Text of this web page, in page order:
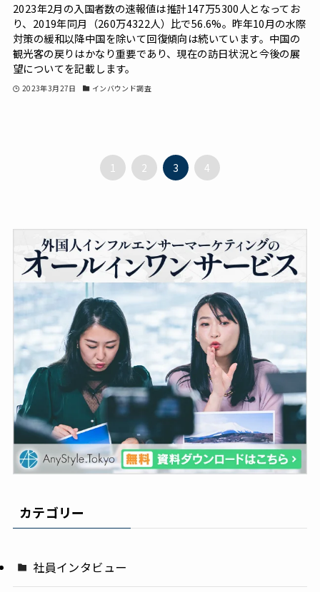
2023年2月の入国者数の速報値は推計147万5300人となってお
り、2019年同月（260万4322人）比で56.6%。昨年10月の水際
対策の緩和以降中国を除いて回復傾向は続いています。中国の
観光客の戻りはかなり重要であり、現在の訪日状況と今後の展
望についてを記載します。
2023年3月27日 インバウンド調査
1 2 3 4
カテゴリー
社員インタビュー